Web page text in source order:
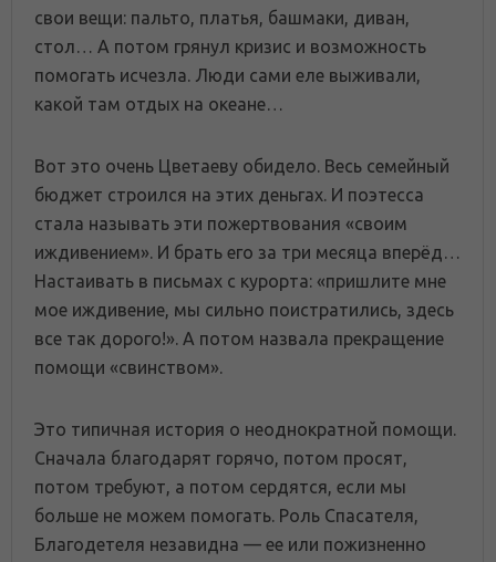
свои вещи: пальто, платья, башмаки, диван,
стол… А потом грянул кризис и возможность
помогать исчезла. Люди сами еле выживали,
какой там отдых на океане…
Вот это очень Цветаеву обидело. Весь семейный
бюджет строился на этих деньгах. И поэтесса
стала называть эти пожертвования «своим
иждивением». И брать его за три месяца вперёд…
Настаивать в письмах с курорта: «пришлите мне
мое иждивение, мы сильно поистратились, здесь
все так дорого!». А потом назвала прекращение
помощи «свинством».
Это типичная история о неоднократной помощи.
Сначала благодарят горячо, потом просят,
потом требуют, а потом сердятся, если мы
больше не можем помогать. Роль Спасателя,
Благодетеля незавидна — ее или пожизненно